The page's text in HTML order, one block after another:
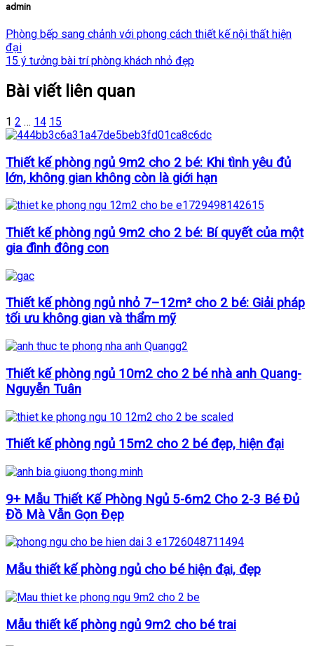
admin
Phòng bếp sang chảnh với phong cách thiết kế nội thất hiện
đại
15 ý tưởng bài trí phòng khách nhỏ đẹp
Bài viết liên quan
1 2 … 14 15
Thiết kế phòng ngủ 9m2 cho 2 bé: Khi tình yêu đủ
lớn, không gian không còn là giới hạn
Thiết kế phòng ngủ 9m2 cho 2 bé: Bí quyết của một
gia đình đông con
Thiết kế phòng ngủ nhỏ 7–12m² cho 2 bé: Giải pháp
tối ưu không gian và thẩm mỹ
Thiết kế phòng ngủ 10m2 cho 2 bé nhà anh Quang-
Nguyễn Tuân
Thiết kế phòng ngủ 15m2 cho 2 bé đẹp, hiện đại
9+ Mẫu Thiết Kế Phòng Ngủ 5-6m2 Cho 2-3 Bé Đủ
Đồ Mà Vẫn Gọn Đẹp
Mẫu thiết kế phòng ngủ cho bé hiện đại, đẹp
Mẫu thiết kế phòng ngủ 9m2 cho bé trai